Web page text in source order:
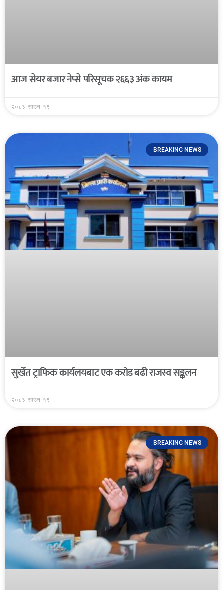
आज सेयर बजार नेप्से परिसूचक २६६३ अंक कायम
२०८३-साउन-१९
BREAKING NEWS
सुर्खेत ट्राफिक कार्यलयबाट एक करोड बढी राजस्व सङ्कलन
२०८३-साउन-१९
BREAKING NEWS